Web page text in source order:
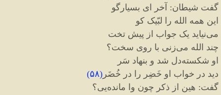
گفت شیطان: آخر ای بسیارگو
این همه الله را لبّیک کو
مینیاید یک جواب از پیش تخت
چند الله میزنی با روی سخت؟
او شکستهدل شد و بنهاد سَر
دید در خواب او خَضِر را در خُضَر (۵۸)
گفت: هین از ذکر چون وا ماندهیی؟